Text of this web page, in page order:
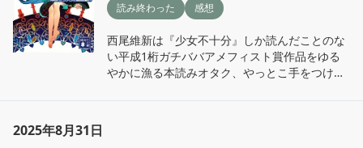
読み終わった
感想
西尾維新は『少女不十分』しか読んだことのな
い平成1桁ガチババアメフィスト賞作品をゆる
やかに漁る本読みオタク、やっとこ手をつけま
2025年8月31日